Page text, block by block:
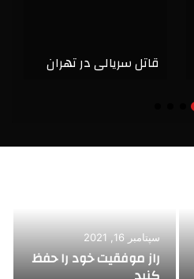
قاتل سریالی در تهران
سپتامبر 16, 2021
راز موفقیت خود را حفظ